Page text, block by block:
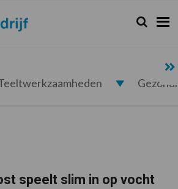
Zoeken...
Zoek
speelt slim in op vocht